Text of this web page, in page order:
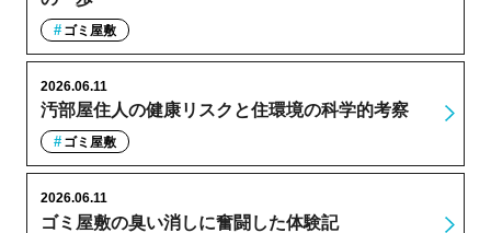
ゴミ屋敷
汚部屋住人の健康リスクと住環境の科学的考察
2026.06.11
ゴミ屋敷
ゴミ屋敷の臭い消しに奮闘した体験記
2026.06.11